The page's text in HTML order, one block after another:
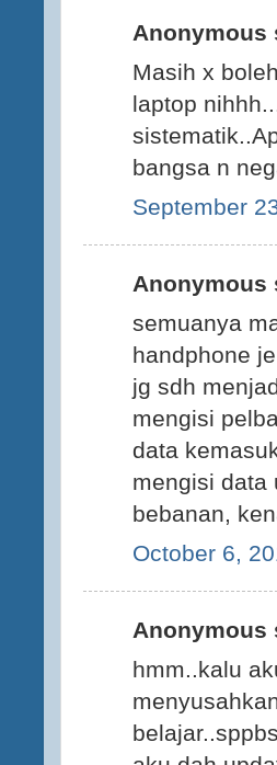
Anonymous
Masih x
laptop
bangsa n
September
Anonymous
semuanya
handphone
jg sdh
mengisi
data
mengisi data
bebanan,
October 6,
Anonymous
hmm..kalu